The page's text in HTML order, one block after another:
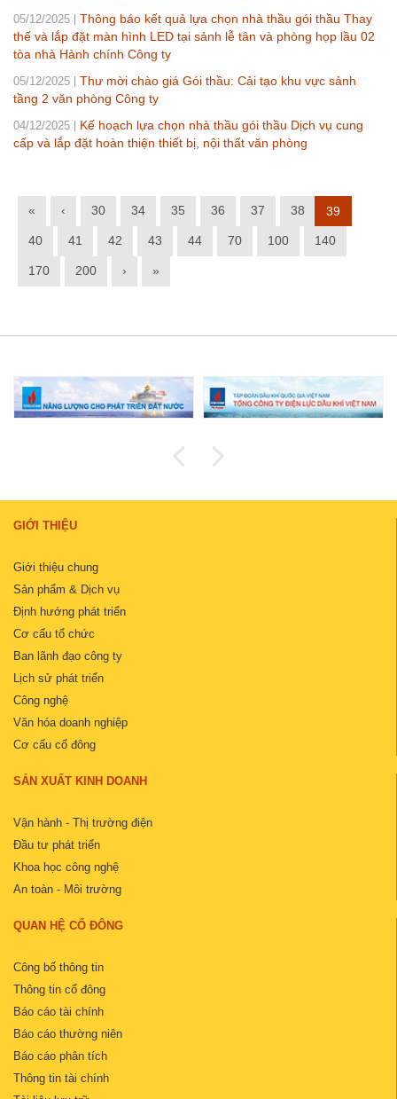
05/12/2025
Thông báo kết quả lựa chọn nhà thầu gói thầu Thay
thế và lắp đặt màn hình LED tại sảnh lễ tân và phòng họp lầu 02
tòa nhà Hành chính Công ty
05/12/2025
Thư mời chào giá Gói thầu: Cải tạo khu vực sảnh
tầng 2 văn phòng Công ty
04/12/2025
Kế hoạch lựa chọn nhà thầu gói thầu Dịch vụ cung
cấp và lắp đặt hoàn thiện thiết bị, nội thất văn phòng
« ‹ 30 34 35 36 37 38 39
40 41 42 43 44 70 100 140
170 200 › »
GIỚI THIỆU
Giới thiệu chung
Sản phẩm & Dịch vụ
Định hướng phát triển
Cơ cấu tổ chức
Ban lãnh đạo công ty
Lịch sử phát triển
Công nghệ
Văn hóa doanh nghiệp
Cơ cấu cổ đông
SẢN XUẤT KINH DOANH
Vận hành - Thị trường điện
Đầu tư phát triển
Khoa học công nghệ
An toàn - Môi trường
QUAN HỆ CỔ ĐÔNG
Công bố thông tin
Thông tin cổ đông
Báo cáo tài chính
Báo cáo thường niên
Báo cáo phân tích
Thông tin tài chính